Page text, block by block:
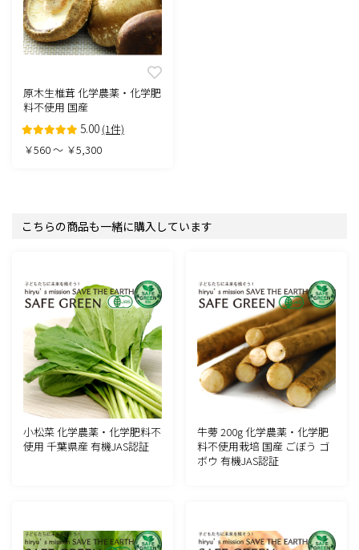
原木生椎茸 化学農薬・化学肥
料不使用 国産
5.00 (1件)
￥560 ～ ￥5,300
こちらの商品も一緒に購入しています
小松菜 化学農薬・化学肥料不
使用 千葉県産 有機JAS認証
牛蒡 200g 化学農薬・化学肥
料不使用栽培 国産 ごぼう ゴ
ボウ 有機JAS認証